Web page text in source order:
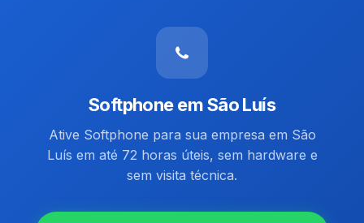
Softphone em São Luís
Ative Softphone para sua empresa em São
Luís em até 72 horas úteis, sem hardware e
sem visita técnica.